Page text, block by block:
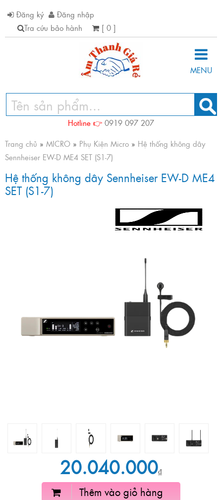
Đăng ký
Đăng nhập
Tra cứu bảo hành
[ 0 ]
MENU
Hotline 👉 0919 097 207
Trang chủ » MICRO » Phụ Kiện Micro » Hệ thống không dây
Sennheiser EW-D ME4 SET (S1-7)
Hệ thống không dây Sennheiser EW-D ME4
SET (S1-7)
20.040.000₫
Thêm vào giỏ hàng